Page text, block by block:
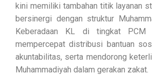
kini memiliki tambahan titik layanan
bersinergi dengan struktur
Keberadaan KL di tingkat PCM
mempercepat distribusi bantuan
akuntabilitas, serta mendorong
Muhammadiyah dalam gerakan zakat.